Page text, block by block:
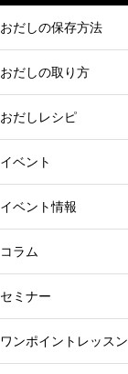
おだしの保存方法
おだしの取り方
おだしレシピ
イベント
イベント情報
コラム
セミナー
ワンポイントレッスン